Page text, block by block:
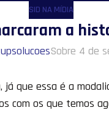
SID NA MÍDIA
a
Sobre 4 de
que essa é a
com os que temos